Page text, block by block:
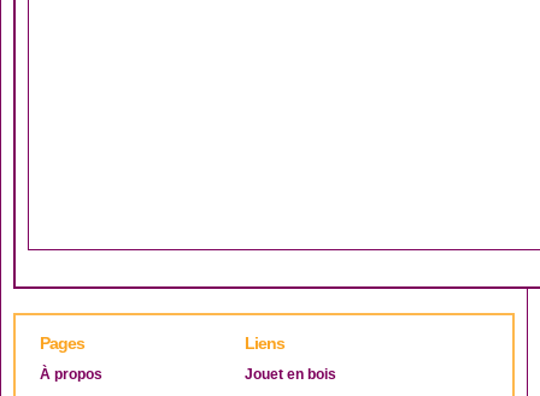
Pages
À propos
Liens
Jouet en bois